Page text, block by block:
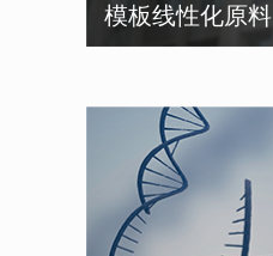
模板线性化原料